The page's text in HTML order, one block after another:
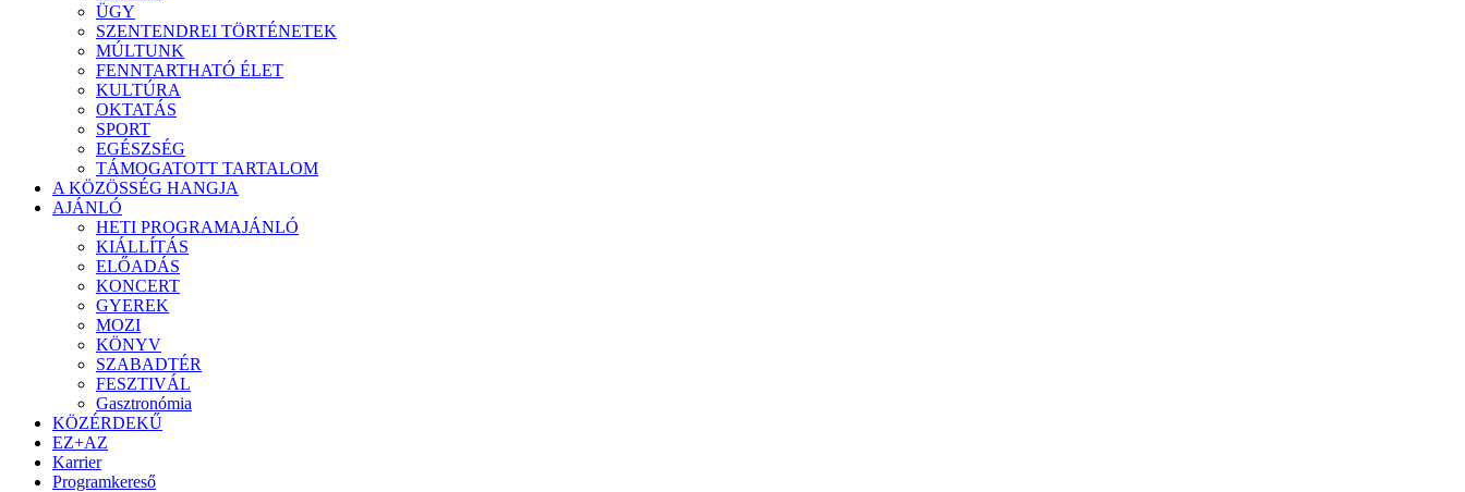
ÜGY
SZENTENDREI TÖRTÉNETEK
MÚLTUNK
FENNTARTHATÓ ÉLET
KULTÚRA
OKTATÁS
SPORT
EGÉSZSÉG
TÁMOGATOTT TARTALOM
A KÖZÖSSÉG HANGJA
AJÁNLÓ
HETI PROGRAMAJÁNLÓ
KIÁLLÍTÁS
ELŐADÁS
KONCERT
GYEREK
MOZI
KÖNYV
SZABADTÉR
FESZTIVÁL
Gasztronómia
KÖZÉRDEKŰ
EZ+AZ
Karrier
Programkereső